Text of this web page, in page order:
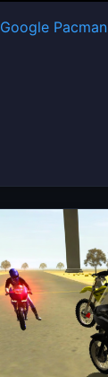
Google Pacman